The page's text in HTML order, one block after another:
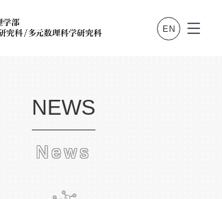
NEWS
News